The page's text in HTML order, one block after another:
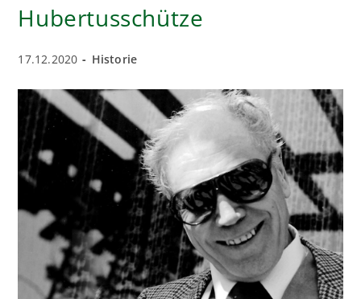
Hubertusschütze
Beitrag
17.12.2020
Beitrags-
Historie